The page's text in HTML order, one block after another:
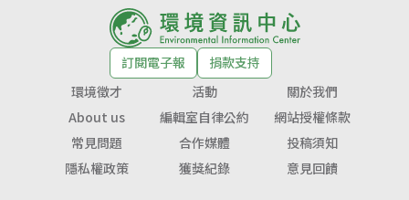
訂閱電子報
捐款支持
環境徵才
活動
關於我們
About us
編輯室自律公約
網站授權條款
常見問題
合作媒體
投稿須知
隱私權政策
獲獎紀錄 意見回饋